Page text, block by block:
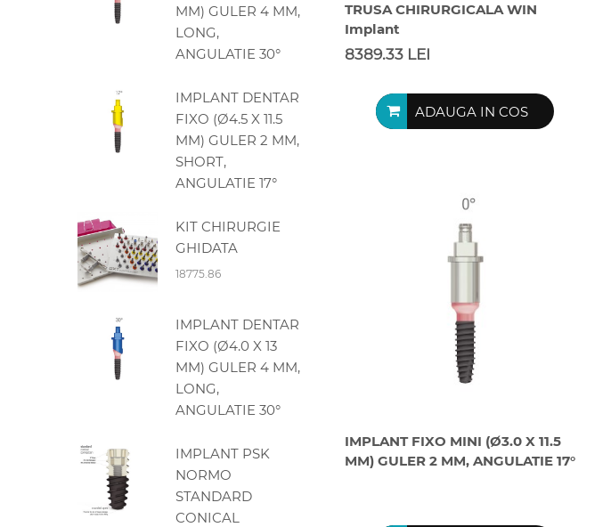
MM) GULER 4 MM,
LONG,
ANGULATIE 30°
IMPLANT DENTAR
FIXO (Ø4.5 X 11.5
MM) GULER 2 MM,
SHORT,
ANGULATIE 17°
KIT CHIRURGIE
GHIDATA
18775.86
IMPLANT DENTAR
FIXO (Ø4.0 X 13
MM) GULER 4 MM,
LONG,
ANGULATIE 30°
IMPLANT PSK
NORMO
STANDARD
CONICAL
TRUSA CHIRURGICALA WIN
Implant
8389.33 LEI
ADAUGA IN COS
IMPLANT FIXO MINI (Ø3.0 X 11.5
MM) GULER 2 MM, ANGULATIE 17°